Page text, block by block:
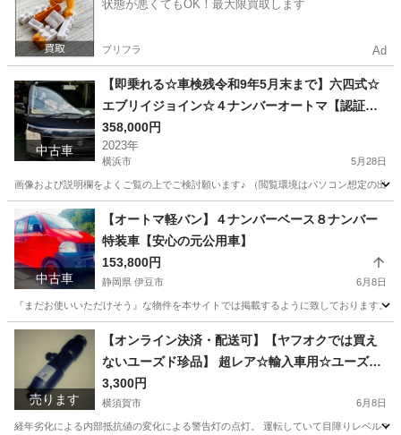
状態が悪くてもOK！最大限買取します
プリフラ Ad
中古車
【即乗れる☆車検残令和9年5月末まで】六四式☆
エブリイジョイン☆４ナンバーオートマ【認証工
場整備車両】
358,000円
2023年
横浜市 5月28日
画像および説明欄をよくご覧の上でご検討願います♪ （閲覧環境はパソコン想定
神奈川 横浜市 スズキ
中古車
【オートマ軽バン】４ナンバーベース８ナンバー
特装車【安心の元公用車】
153,800円
静岡県 伊豆市 6月8日
『まだお使いいただけそう』な物件を本サイトでは掲載するように致しております
静岡 伊豆市 その他 車両
売ります
【オンライン決済・配送可】【ヤフオクでは買え
ないユーズド珍品】 超レア☆輸入車用☆ユーズド
【車検時警告灯対策等】
3,300円
横須賀市 6月8日
経年劣化による内部抵抗値の変化による警告灯の点灯。 運転していて目障りレベル